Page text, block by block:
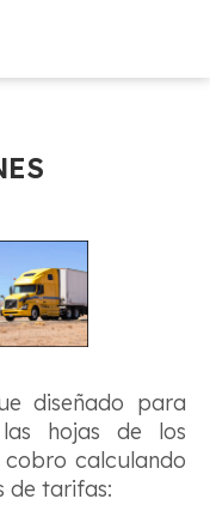
diseñado para
hojas de los
calculando
de tarifas: